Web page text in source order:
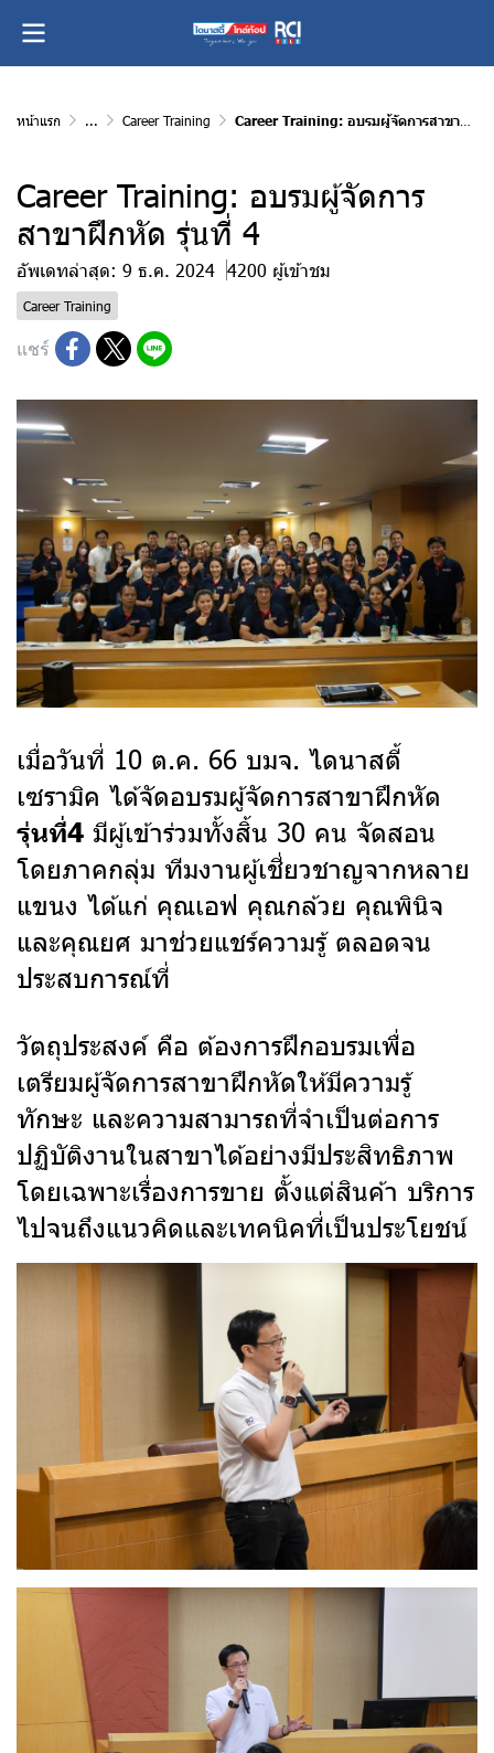
หน้าแรก ... Career Training Career Training: อบรมผู้จัดการสาขาฝึกหัด รุ่นที่ 4
Career Training: อบรมผู้จัดการ
สาขาฝึกหัด รุ่นที่ 4
อัพเดทล่าสุด: 9 ธ.ค. 2024 4200 ผู้เข้าชม
Career Training
แชร์
เมื่อวันที่ 10 ต.ค. 66 บมจ. ไดนาสตี้
เซรามิค ได้จัดอบรมผู้จัดการสาขาฝึกหัด
รุ่นที่4 มีผู้เข้าร่วมทั้งสิ้น 30 คน จัดสอน
โดยภาคกลุ่ม ทีมงานผู้เชี่ยวชาญจากหลาย
แขนง ได้แก่ คุณเอฟ คุณกล้วย คุณพินิจ
และคุณยศ มาช่วยแชร์ความรู้ ตลอดจน
ประสบการณ์ที่
วัตถุประสงค์ คือ ต้องการฝึกอบรมเพื่อ
เตรียมผู้จัดการสาขาฝึกหัดให้มีความรู้
ทักษะ และความสามารถที่จำเป็นต่อการ
ปฏิบัติงานในสาขาได้อย่างมีประสิทธิภาพ
โดยเฉพาะเรื่องการขาย ตั้งแต่สินค้า บริการ
ไปจนถึงแนวคิดและเทคนิคที่เป็นประโยชน์